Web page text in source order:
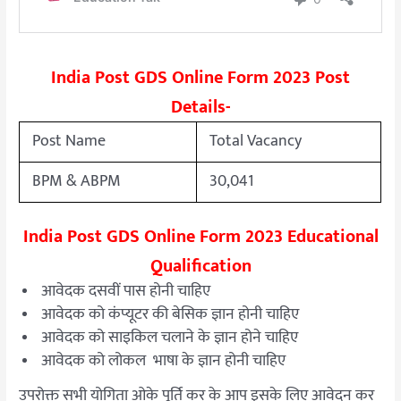
India Post GDS Online Form 2023 Post
Details-
Post Name
Total Vacancy
BPM & ABPM
30,041
India Post GDS Online Form 2023 Educational
Qualification
आवेदक दसवीं पास होनी चाहिए
आवेदक को कंप्यूटर की बेसिक ज्ञान होनी चाहिए
आवेदक को साइकिल चलाने के ज्ञान होने चाहिए
आवेदक को लोकल भाषा के ज्ञान होनी चाहिए